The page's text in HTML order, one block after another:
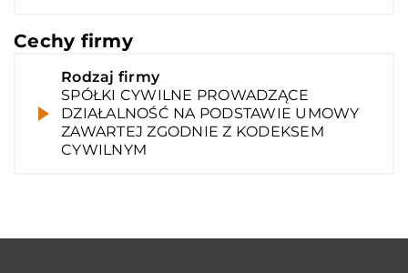
Cechy firmy
Rodzaj firmy
SPÓŁKI CYWILNE PROWADZĄCE
DZIAŁALNOŚĆ NA PODSTAWIE UMOWY
ZAWARTEJ ZGODNIE Z KODEKSEM
CYWILNYM